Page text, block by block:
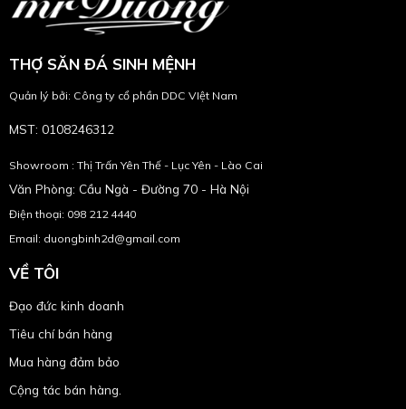
THỢ SĂN ĐÁ SINH MỆNH
Quản lý bởi: Công ty cổ phần DDC VIệt Nam
MST: 0108246312
Showroom : Thị Trấn Yên Thế - Lục Yên - Lào Cai
Văn Phòng: Cầu Ngà - Đường 70 - Hà Nội
Điện thoại: 098 212 4440
Email: duongbinh2d@gmail.com
VỀ TÔI
Đạo đức kinh doanh
Tiêu chí bán hàng
Mua hàng đảm bảo
Cộng tác bán hàng.